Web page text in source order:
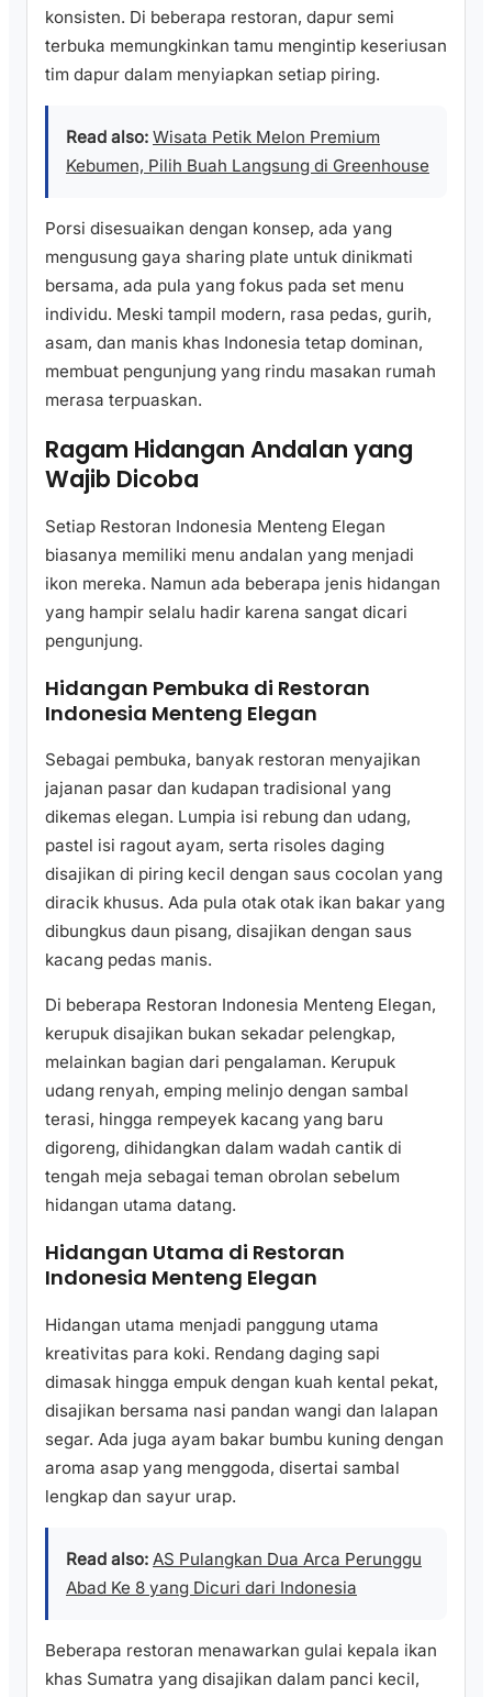
konsisten. Di beberapa restoran, dapur semi
terbuka memungkinkan tamu mengintip keseriusan
tim dapur dalam menyiapkan setiap piring.
Read also: Wisata Petik Melon Premium
Kebumen, Pilih Buah Langsung di Greenhouse
Porsi disesuaikan dengan konsep, ada yang
mengusung gaya sharing plate untuk dinikmati
bersama, ada pula yang fokus pada set menu
individu. Meski tampil modern, rasa pedas, gurih,
asam, dan manis khas Indonesia tetap dominan,
membuat pengunjung yang rindu masakan rumah
merasa terpuaskan.
Ragam Hidangan Andalan yang
Wajib Dicoba
Setiap Restoran Indonesia Menteng Elegan
biasanya memiliki menu andalan yang menjadi
ikon mereka. Namun ada beberapa jenis hidangan
yang hampir selalu hadir karena sangat dicari
pengunjung.
Hidangan Pembuka di Restoran
Indonesia Menteng Elegan
Sebagai pembuka, banyak restoran menyajikan
jajanan pasar dan kudapan tradisional yang
dikemas elegan. Lumpia isi rebung dan udang,
pastel isi ragout ayam, serta risoles daging
disajikan di piring kecil dengan saus cocolan yang
diracik khusus. Ada pula otak otak ikan bakar yang
dibungkus daun pisang, disajikan dengan saus
kacang pedas manis.
Di beberapa Restoran Indonesia Menteng Elegan,
kerupuk disajikan bukan sekadar pelengkap,
melainkan bagian dari pengalaman. Kerupuk
udang renyah, emping melinjo dengan sambal
terasi, hingga rempeyek kacang yang baru
digoreng, dihidangkan dalam wadah cantik di
tengah meja sebagai teman obrolan sebelum
hidangan utama datang.
Hidangan Utama di Restoran
Indonesia Menteng Elegan
Hidangan utama menjadi panggung utama
kreativitas para koki. Rendang daging sapi
dimasak hingga empuk dengan kuah kental pekat,
disajikan bersama nasi pandan wangi dan lalapan
segar. Ada juga ayam bakar bumbu kuning dengan
aroma asap yang menggoda, disertai sambal
lengkap dan sayur urap.
Read also: AS Pulangkan Dua Arca Perunggu
Abad Ke 8 yang Dicuri dari Indonesia
Beberapa restoran menawarkan gulai kepala ikan
khas Sumatra yang disajikan dalam panci kecil,